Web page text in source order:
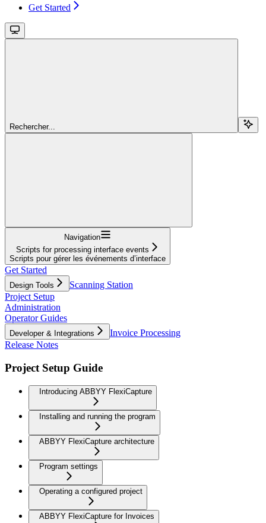
Get Started
Rechercher...
Navigation
Scripts for processing interface events
Scripts pour gérer les événements d’interface
Get Started
Design Tools
Scanning Station
Project Setup
Administration
Operator Guides
Developer & Integrations
Invoice Processing
Release Notes
Project Setup Guide
Introducing ABBYY FlexiCapture
Installing and running the program
ABBYY FlexiCapture architecture
Program settings
Operating a configured project
ABBYY FlexiCapture for Invoices